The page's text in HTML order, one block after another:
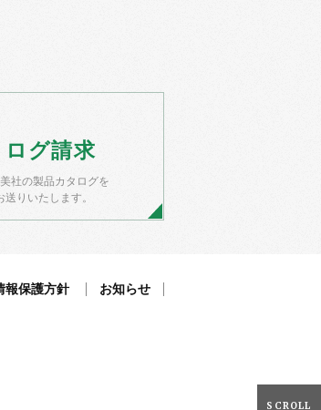
SCROLL
ログ請求
社の製品カタログを
送りいたします。
報保護方針 お知らせ